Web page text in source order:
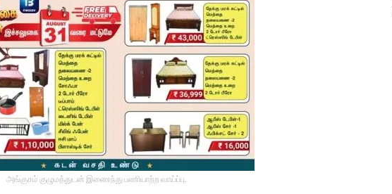
அங்குசம் குழுமத்துடன் இணைந்து பணியாற்ற வாய்ப்பு.